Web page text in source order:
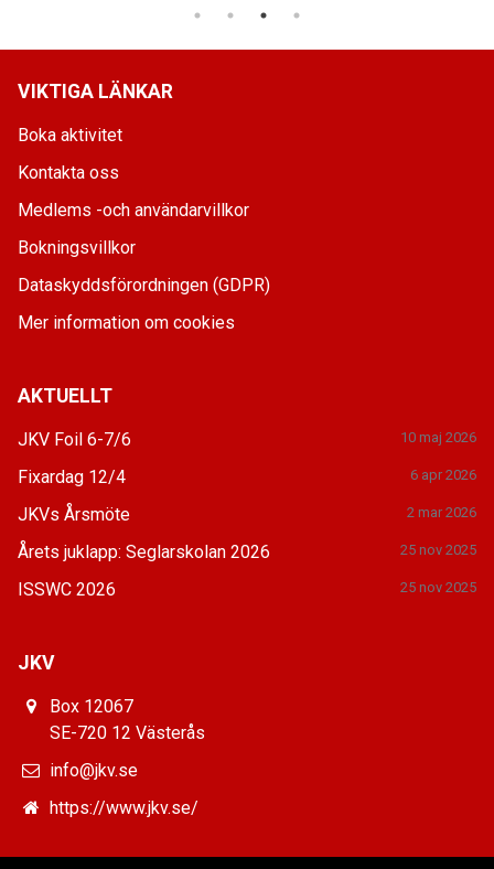
VIKTIGA LÄNKAR
Boka aktivitet
Kontakta oss
Medlems -och användarvillkor
Bokningsvillkor
Dataskyddsförordningen (GDPR)
Mer information om cookies
AKTUELLT
JKV Foil 6-7/6 10 maj 2026
Fixardag 12/4 6 apr 2026
JKVs Årsmöte 2 mar 2026
Årets juklapp: Seglarskolan 2026 25 nov 2025
ISSWC 2026 25 nov 2025
JKV
Box 12067
SE-720 12 Västerås
info@jkv.se
https://www.jkv.se/